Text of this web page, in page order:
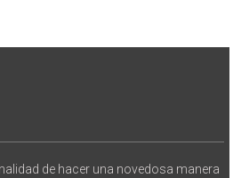
de hacer una novedosa manera